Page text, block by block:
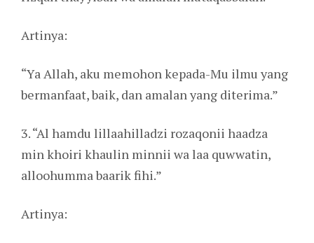
Artinya:
“Ya Allah, aku memohon kepada-Mu ilmu yang
bermanfaat, baik, dan amalan yang diterima.”
3. “Al hamdu lillaahilladzi rozaqonii haadza
min khoiri khaulin minnii wa laa quwwatin,
alloohumma baarik fihi.”
Artinya: